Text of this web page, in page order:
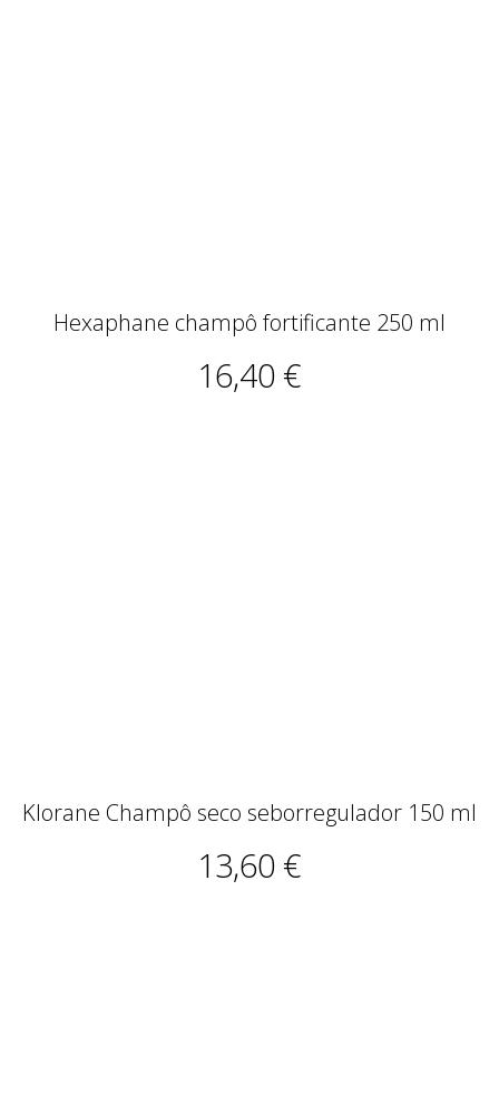
Hexaphane champô fortificante 250 ml
16,40 €
Klorane Champô seco seborregulador 150 ml
13,60 €